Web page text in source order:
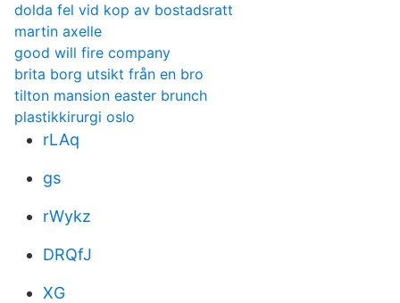
dolda fel vid kop av bostadsratt
martin axelle
good will fire company
brita borg utsikt från en bro
tilton mansion easter brunch
plastikkirurgi oslo
rLAq
gs
rWykz
DRQfJ
XG